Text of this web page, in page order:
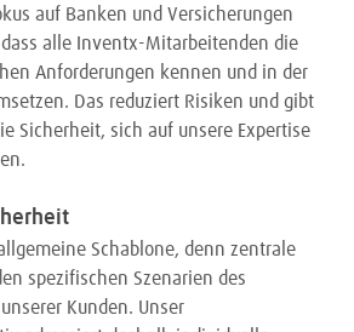
auf Banken und Versicherungen
alle Inventx-Mitarbeitenden die
Anforderungen kennen und in der
Das reduziert Risiken und gibt
Sicherheit, sich auf unsere Expertise
Schablone, denn zentrale
spezifischen Szenarien des
Kunden. Unser